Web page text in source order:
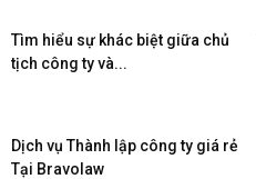
Tìm hiểu sự khác biệt giữa chủ
tịch công ty và...
Dịch vụ Thành lập công ty giá rẻ
Tại Bravolaw